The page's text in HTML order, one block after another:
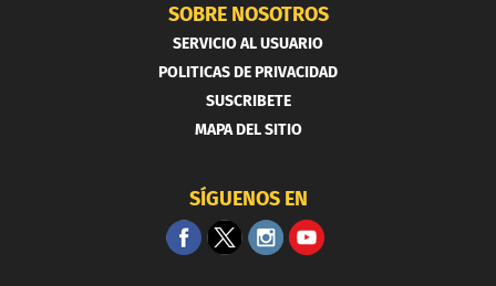
SOBRE NOSOTROS
SERVICIO AL USUARIO
POLITICAS DE PRIVACIDAD
SUSCRIBETE
MAPA DEL SITIO
SÍGUENOS EN